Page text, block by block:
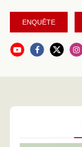
ENQUÊTE